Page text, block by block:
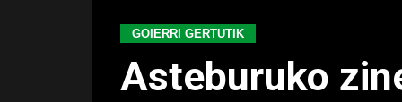
GOIERRI GERTUTIK
Asteburuko